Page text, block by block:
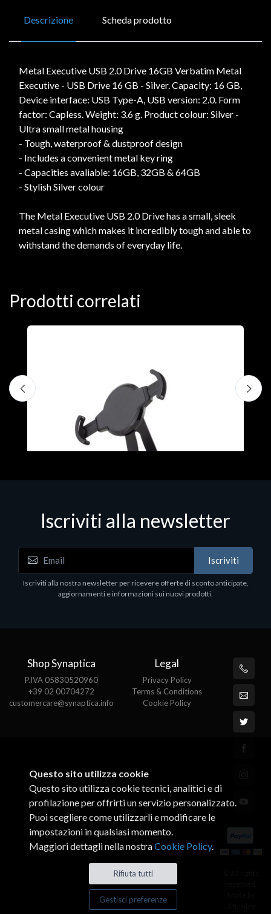
Descrizione Scheda prodotto
Metal Executive USB 2.0 Drive 16GB Verbatim Metal
Executive - USB Drive 16 GB - Silver. Capacity: 16 GB,
Device interface: USB Type-A, USB version: 2.0. Form
factor: Capless. Weight: 3.6 g. Product colour: Silver -
Ultra small metal housing
- Tough, waterproof & dustproof design
- Includes a convenient metal key ring
- Capacities avaliable: 16GB, 32GB & 64GB
- Stylish Silver colour
The Metal Executive USB 2.0 Drive has a small, sleek
metal casing which makes it incredibly tough and able to
withstand the demands of everyday life.
Prodotti correlati
EPSON TABLET STAND, BLACK. Porta tablet
Epson, solido in metallo, orientabile in tre assi.
Adatto a tutti i tablet.
Iscriviti alla newsletter
Iscriviti
Iscriviti alla nostra newsletter per ricevere offerte di sconto anticipate,
aggiornamenti e informazioni sui nuovi prodotti.
Shop Synaptica
P.IVA 05830520960
+39 02 00704272
customercare@synaptica.info
Legal
Privacy Policy
Terms & Conditions
Cookie Policy
Questo sito utilizza cookie
Questo sito utilizza cookie tecnici, analitici e di
profilazione per offrirti un servizio personalizzato.
Puoi scegliere come utilizzarli e modificare le
impostazioni in qualsiasi momento.
Maggiori dettagli nella nostraCookie Policy.
Rifiuta tutti
Gestisci preferenze